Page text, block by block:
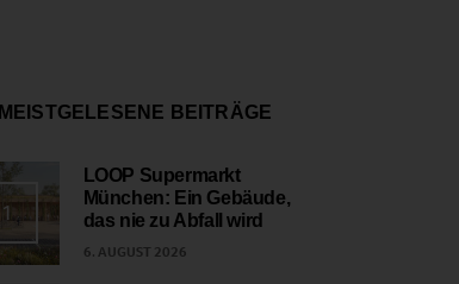
MEISTGELESENE BEITRÄGE
1
LOOP Supermarkt
München: Ein Gebäude,
das nie zu Abfall wird
6. AUGUST 2026